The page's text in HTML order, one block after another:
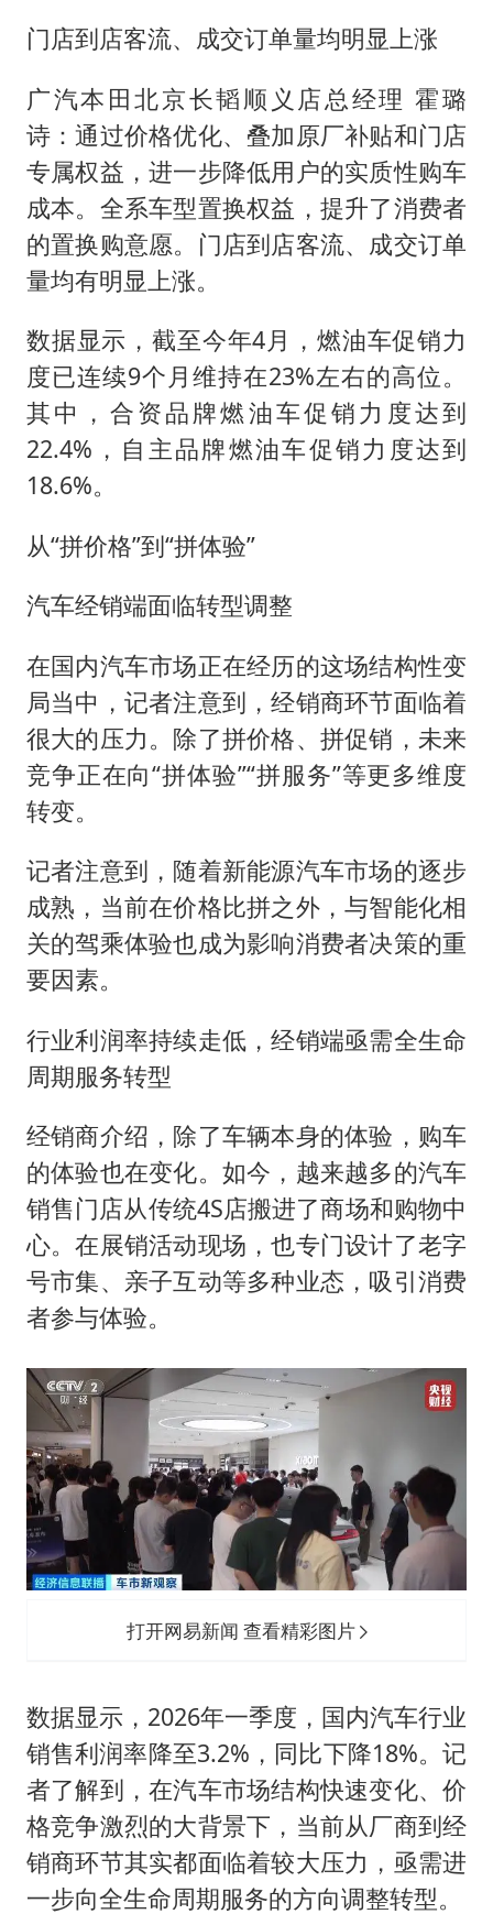
门店到店客流、成交订单量均明显上涨
广汽本田北京长韬顺义店总经理 霍璐
诗：通过价格优化、叠加原厂补贴和门店
专属权益，进一步降低用户的实质性购车
成本。全系车型置换权益，提升了消费者
的置换购意愿。门店到店客流、成交订单
量均有明显上涨。
数据显示，截至今年4月，燃油车促销力
度已连续9个月维持在23%左右的高位。
其中，合资品牌燃油车促销力度达到
22.4%，自主品牌燃油车促销力度达到
18.6%。
从“拼价格”到“拼体验”
汽车经销端面临转型调整
在国内汽车市场正在经历的这场结构性变
局当中，记者注意到，经销商环节面临着
很大的压力。除了拼价格、拼促销，未来
竞争正在向“拼体验”“拼服务”等更多维度
转变。
记者注意到，随着新能源汽车市场的逐步
成熟，当前在价格比拼之外，与智能化相
关的驾乘体验也成为影响消费者决策的重
要因素。
行业利润率持续走低，经销端亟需全生命
周期服务转型
经销商介绍，除了车辆本身的体验，购车
的体验也在变化。如今，越来越多的汽车
销售门店从传统4S店搬进了商场和购物中
心。在展销活动现场，也专门设计了老字
号市集、亲子互动等多种业态，吸引消费
者参与体验。
打开网易新闻 查看精彩图片
数据显示，2026年一季度，国内汽车行业
销售利润率降至3.2%，同比下降18%。记
者了解到，在汽车市场结构快速变化、价
格竞争激烈的大背景下，当前从厂商到经
销商环节其实都面临着较大压力，亟需进
一步向全生命周期服务的方向调整转型。